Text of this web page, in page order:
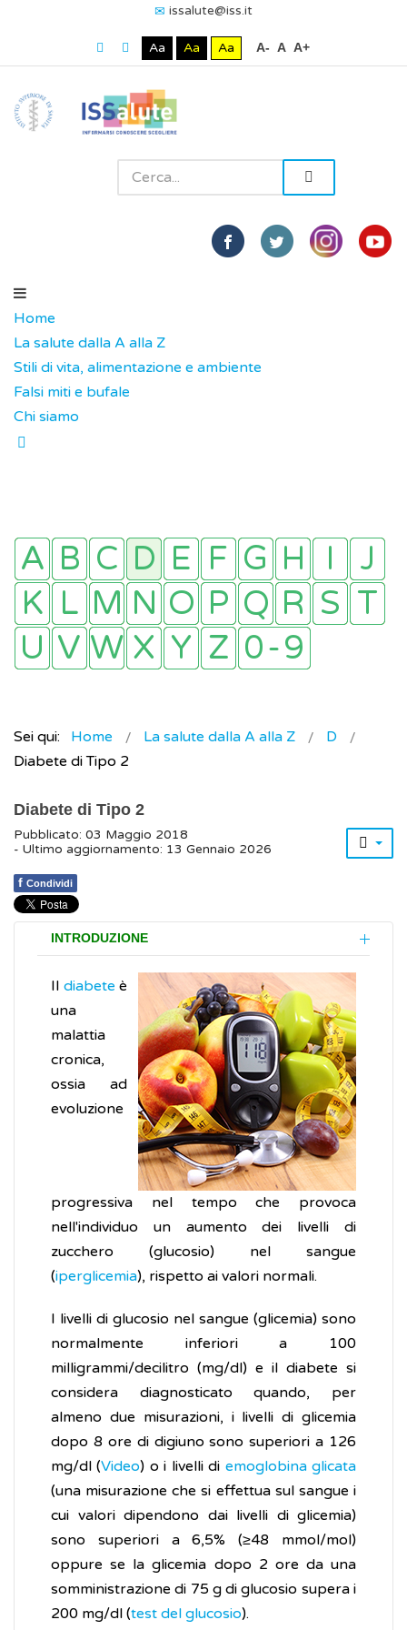
issalute@iss.it
Aa Aa Aa A- A A+
Home
La salute dalla A alla Z
Stili di vita, alimentazione e ambiente
Falsi miti e bufale
Chi siamo
Sei qui: Home La salute dalla A alla Z
D
Diabete di Tipo 2
Diabete di Tipo 2
Pubblicato: 03 Maggio 2018
- Ultimo aggiornamento: 13 Gennaio 2026
f Condividi
INTRODUZIONE
Il diabete è
una
malattia
cronica,
ossia ad
evoluzione
progressiva nel tempo che provoca
nell'individuo un aumento dei livelli di
zucchero (glucosio) nel sangue
(iperglicemia), rispetto ai valori normali.
I livelli di glucosio nel sangue (glicemia) sono
normalmente inferiori a 100
milligrammi/decilitro (mg/dl) e il diabete si
considera diagnosticato quando, per
almeno due misurazioni, i livelli di glicemia
dopo 8 ore di digiuno sono superiori a 126
mg/dl (Video) o i livelli di emoglobina glicata
(una misurazione che si effettua sul sangue i
cui valori dipendono dai livelli di glicemia)
sono superiori a 6,5% (≥48 mmol/mol)
oppure se la glicemia dopo 2 ore da una
somministrazione di 75 g di glucosio supera i
200 mg/dl (test del glucosio).